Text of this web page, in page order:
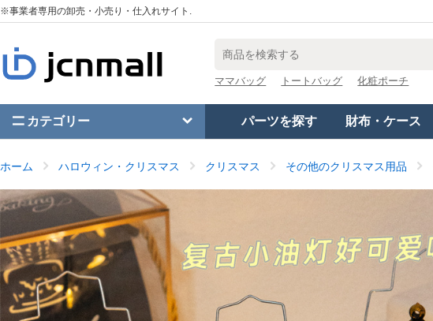
※事業者専用の卸売・小売り・仕入れサイト.
ママバッグ トートバッグ 化粧ポーチ
カテゴリー パーツを探す 財布・ケース
ホーム ハロウィン・クリスマス クリスマス その他のクリスマス用品